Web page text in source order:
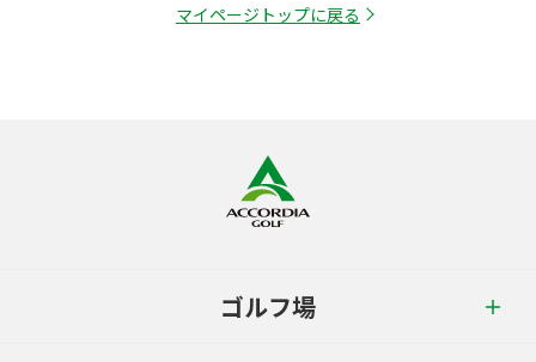
マイページトップに戻る
ゴルフ場